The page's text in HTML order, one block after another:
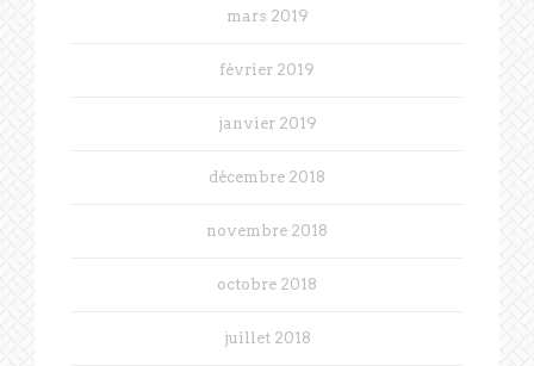
mars 2019
février 2019
janvier 2019
décembre 2018
novembre 2018
octobre 2018
juillet 2018